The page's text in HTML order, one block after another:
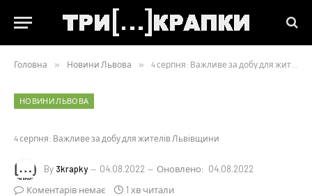
Головна » Новини Львова » 4 серпня: Важливе за добу для жителів Львівщини
НОВИНИ ЛЬВОВА
4 серпня: Важливе за добу для жителів Львівщини
By 3krapky 04.08.2022 Оновлено: 04.08.2022
Коментарів немає
1 хв читали